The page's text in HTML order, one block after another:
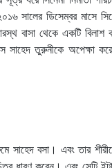
সালের ডিসেম্বর মাসে
বাসা থেকে একটি
সাহেদ তুরুনীকে অপেক্ষা
সাহেদ বসা। এবং তার